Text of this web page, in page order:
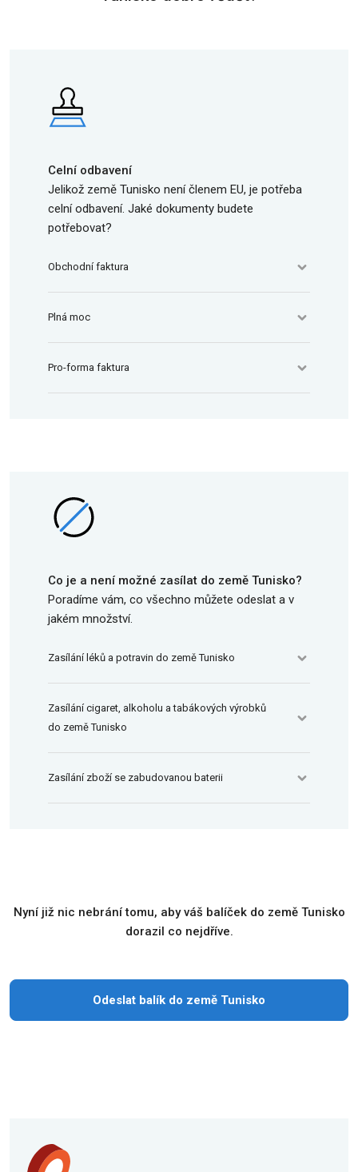
Celní odbavení
Jelikož země Tunisko není členem EU, je potřeba
celní odbavení. Jaké dokumenty budete
potřebovat?
Obchodní faktura
Plná moc
Pro-forma faktura
Co je a není možné zasílat do země Tunisko?
Poradíme vám, co všechno můžete odeslat a v
jakém množství.
Zasílání léků a potravin do země Tunisko
Zasílání cigaret, alkoholu a tabákových výrobků
do země Tunisko
Zasílání zboží se zabudovanou baterii
Nyní již nic nebrání tomu, aby váš balíček do země Tunisko
dorazil co nejdříve.
Odeslat balík do země Tunisko